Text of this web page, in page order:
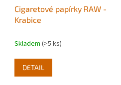
Cigaretové papírky RAW -
Krabice
Skladem (>5 ks)
DETAIL